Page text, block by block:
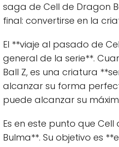
saga de Cell de Dragon
final: convertirse en la
El **viaje al pasado de
general de la serie**.
Ball Z, es una criatura
alcanzar su forma
puede alcanzar su
Es en este punto que
Bulma**. Su objetivo es